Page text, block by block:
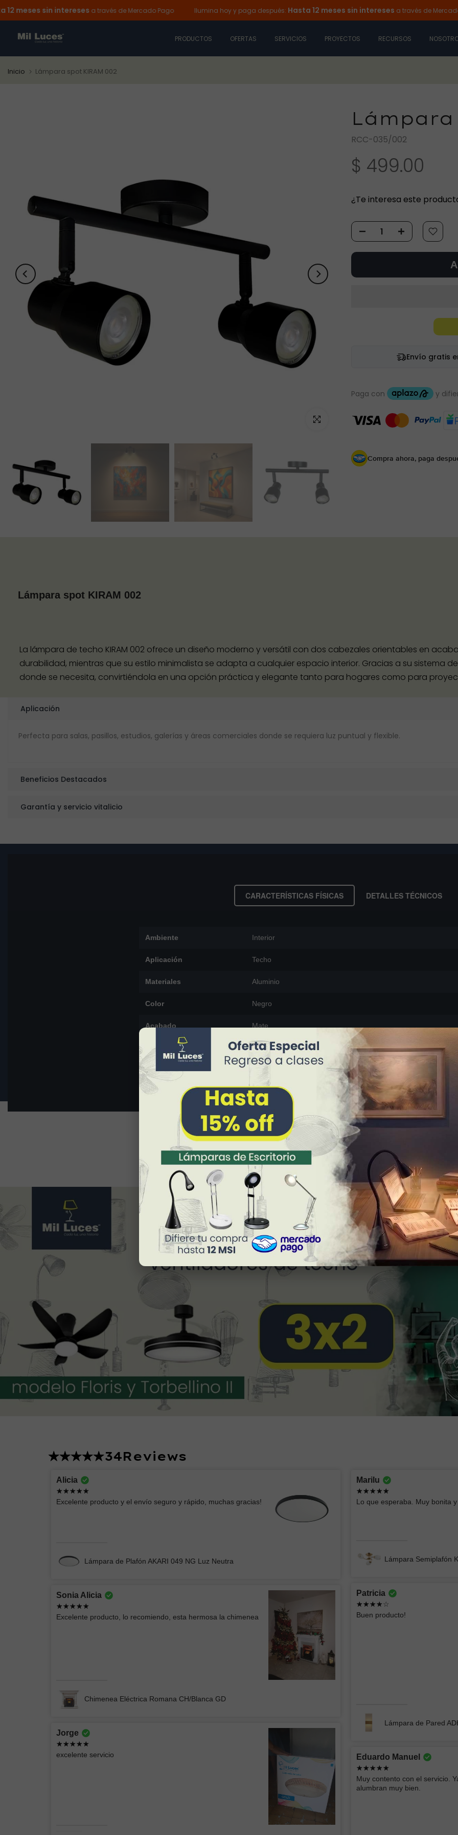
Ir
al
contenido
sin interesesa través de Mercado Pago Ilumina hoy y paga después:Hasta 12 meses sin interesesa través de Mercado Pago
PRODUCTOS OFERTAS SERVICIOS PROYECTOS RECURSOS
Inicio Lámpara spot KIRAM 002
Haz clic para ampliar
RCC-035/002
$ 499.00
¿Te interesa este
Envío gratis
Compra ahora, paga
Lámpara spot KIRAM 002
La lámpara de techo KIRAM 002 ofrece un diseño moderno y versátil con dos cabezales orientables en
durabilidad, mientras que su estilo minimalista se adapta a cualquier espacio interior. Gracias a su sistema
donde se necesita, convirtiéndola en una opción práctica y elegante tanto para hogares como para
Aplicación
Perfecta para salas, pasillos, estudios, galerías y áreas comerciales donde se requiera luz puntual y flexible.
Beneficios Destacados
Garantía y servicio vitalicio
CARACTERÍSTICAS FÍSICAS DETALLES TÉCNICOS
Ambiente Interior
Aplicación Techo
Materiales Aluminio
Color Negro
Acabado Mate
Dimensiones 26.5 cm (largo) x 12 cm (ancho) x 14 cm (alto)
Peso 345 g
DESCARGAR FICHA TÉCNICA
34Reviews
Alicia
Excelente producto y el envío seguro y rápido, muchas gracias!
Lámpara de Plafón AKARI 049 NG Luz Neutra
Marilu
Lo que esperaba. Muy bonita
Lámpara Semiplafón
Sonia Alicia
Excelente producto, lo recomiendo, esta hermosa la chimenea
Chimenea Eléctrica Romana CH/Blanca GD
Patricia
Buen producto!
Lámpara de Pared
Jorge
excelente servicio Eduardo Manuel
Muy contento con el servicio.
alumbran muy bien.
Lucero
Ya había comprado esas lámparas y me
parecen geniales, el servicio fue súper
rápido y clara la info
Andrey Moises
La lámpara se ve muy bien el único detalle
menor es que se ven algo los focos
Lámpara de Techo tipo Plafón WEST 002
EIDRIC
Buen producto y rápida entrega
Empotrado LED SIRAJ 012